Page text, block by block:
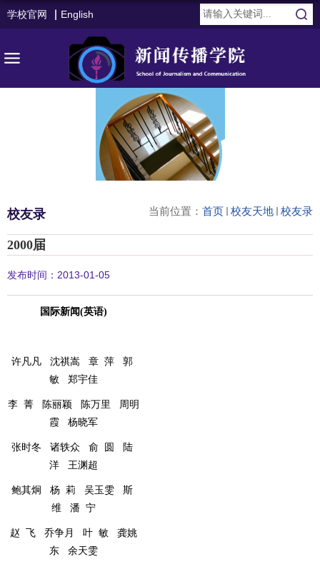
学校官网 English
当前位置： 首页 校友天地 校友录
校友录
2000届
发布时间：2013-01-05
国际新闻(英语)
许凡凡 沈祺嵩 章 萍
郭
敏
郑宇佳
李 菁 陈丽颖 陈万里
周明
霞
杨晓军
张时冬 诸轶众 俞 圆
陆
洋
王渊超
鲍其炯 杨 莉 吴玉雯
斯
维
潘 宁
赵 飞 乔争月 叶 敏
龚姚
东
余天雯